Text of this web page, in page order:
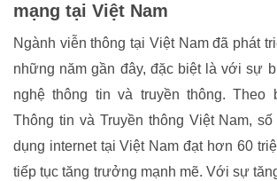
mạng tại Việt Nam
Ngành viễn thông tại Việt Nam đã phát
những năm gần đây, đặc biệt là với sự
nghệ thông tin và truyền thông. Theo
Thông tin và Truyền thông Việt Nam,
dụng internet tại Việt Nam đạt hơn 60
tiếp tục tăng trưởng mạnh mẽ. Với sự